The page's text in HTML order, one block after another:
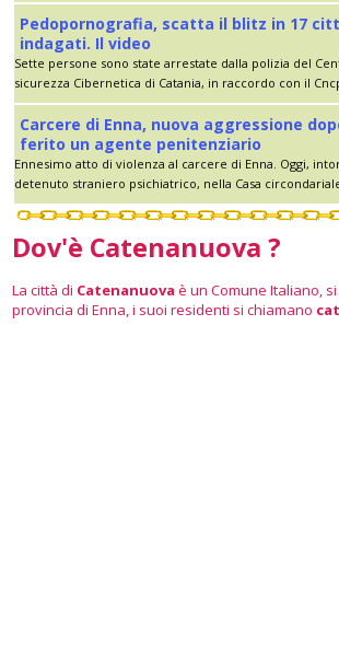
Pedopornografia, scatta il blitz in 17
indagati. Il video
Sette persone sono state arrestate dalla polizia del
sicurezza Cibernetica di Catania, in raccordo con il
Carcere di Enna, nuova aggressione
ferito un agente penitenziario
Ennesimo atto di violenza al carcere di Enna. Oggi,
detenuto straniero psichiatrico, nella Casa circondariale
Dov'è Catenanuova ?
La città di Catenanuova è un Comune Italiano,
provincia di Enna, i suoi residenti si chiamano